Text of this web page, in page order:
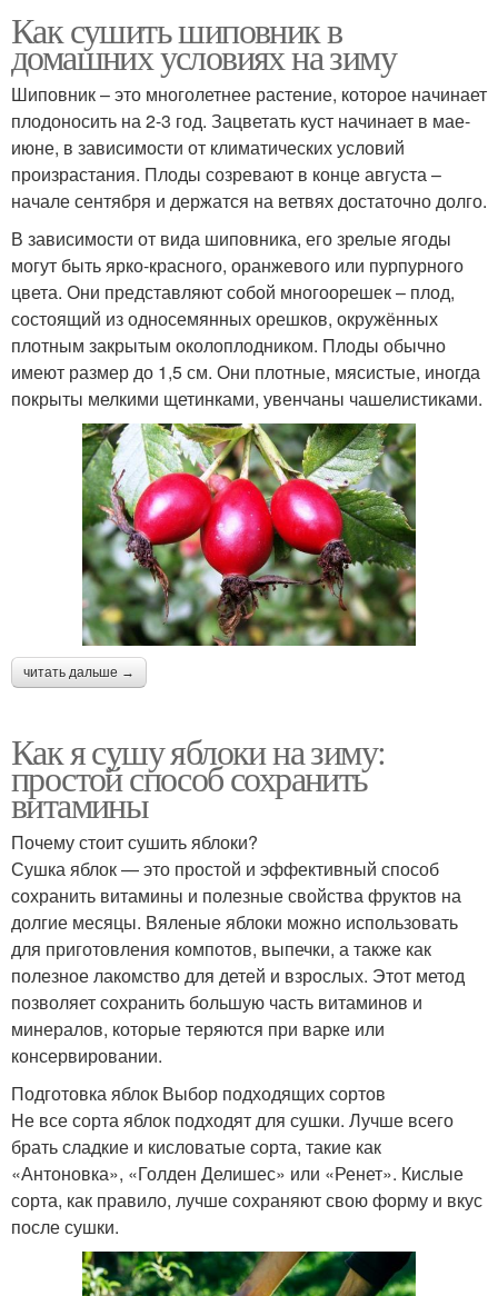
Как сушить шиповник в
домашних условиях на зиму
Шиповник – это многолетнее растение, которое начинает
плодоносить на 2-3 год. Зацветать куст начинает в мае-
июне, в зависимости от климатических условий
произрастания. Плоды созревают в конце августа –
начале сентября и держатся на ветвях достаточно долго.
В зависимости от вида шиповника, его зрелые ягоды
могут быть ярко-красного, оранжевого или пурпурного
цвета. Они представляют собой многоорешек – плод,
состоящий из односемянных орешков, окружённых
плотным закрытым околоплодником. Плоды обычно
имеют размер до 1,5 см. Они плотные, мясистые, иногда
покрыты мелкими щетинками, увенчаны чашелистиками.
читать дальше →
Как я сушу яблоки на зиму:
простой способ сохранить
витамины
Почему стоит сушить яблоки?
Сушка яблок — это простой и эффективный способ
сохранить витамины и полезные свойства фруктов на
долгие месяцы. Вяленые яблоки можно использовать
для приготовления компотов, выпечки, а также как
полезное лакомство для детей и взрослых. Этот метод
позволяет сохранить большую часть витаминов и
минералов, которые теряются при варке или
консервировании.
Подготовка яблок Выбор подходящих сортов
Не все сорта яблок подходят для сушки. Лучше всего
брать сладкие и кисловатые сорта, такие как
«Антоновка», «Голден Делишес» или «Ренет». Кислые
сорта, как правило, лучше сохраняют свою форму и вкус
после сушки.